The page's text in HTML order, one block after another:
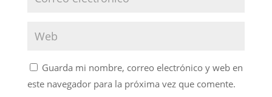
Guarda mi nombre, correo electrónico y web en
este navegador para la próxima vez que comente.